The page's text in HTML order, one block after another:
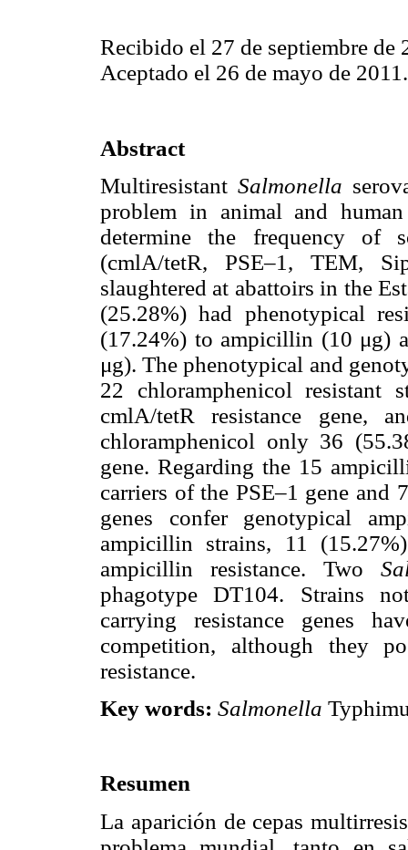
Recibido el 27 de septiembre de
Aceptado el 26 de mayo de 2011.
Abstract
MultiresistantSalmonella
problem in animal and
determine the frequency of
(cmlA/tetR, PSE–1, TEM,
slaughtered at abattoirs in the
(25.28%) had phenotypical
(17.24%) to ampicillin (10 μg)
μg). The phenotypical and
22 chloramphenicol resistant
cmlA/tetR resistance gene,
chloramphenicol only 36
gene. Regarding the 15
carriers of the PSE–1 gene and
genes confer genotypical
ampicillin strains, 11
ampicillin resistance. Two
phagotype DT104. Strains
carrying resistance genes
competition, although they
resistance.
Key words: Salmonella
Resumen
La aparición de cepas